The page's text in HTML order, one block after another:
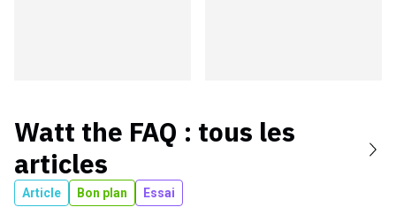
Watt the FAQ : tous les
articles
Article Bon plan Essai